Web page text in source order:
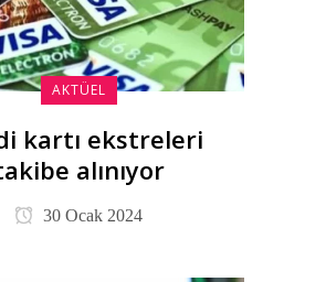
AKTÜEL
kartı ekstreleri
alınıyor
30 Ocak 2024